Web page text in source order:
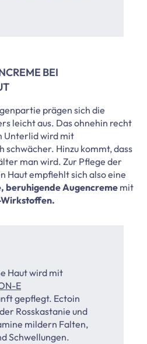
BEI
prägen sich die
leicht aus. Das ohnehin recht
Unterlid wird mit
schwächer. Hinzu kommt, dass
man wird. Zur Pflege der
Haut empfiehlt sich also eine
beruhigende Augencreme mit
Haut wird mit
E
gepflegt. Ectoin
Rosskastanie und
mildern Falten,
Schwellungen.